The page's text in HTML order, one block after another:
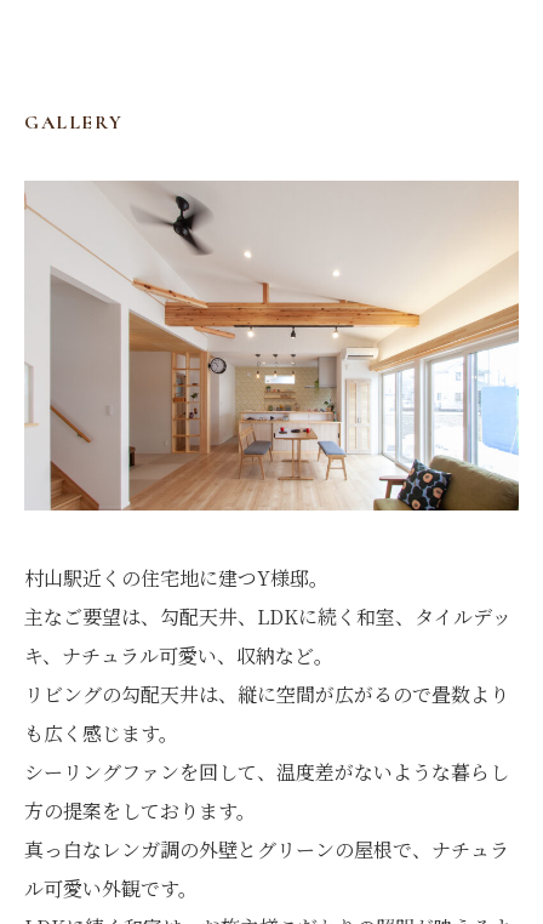
GALLERY
村山駅近くの住宅地に建つY様邸。
主なご要望は、勾配天井、LDKに続く和室、タイルデッ
キ、ナチュラル可愛い、収納など。
リビングの勾配天井は、縦に空間が広がるので畳数より
も広く感じます。
シーリングファンを回して、温度差がないような暮らし
方の提案をしております。
真っ白なレンガ調の外壁とグリーンの屋根で、ナチュラ
ル可愛い外観です。